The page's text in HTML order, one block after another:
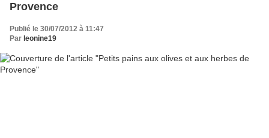
Provence
Publié le 30/07/2012 à 11:47
Par leonine19